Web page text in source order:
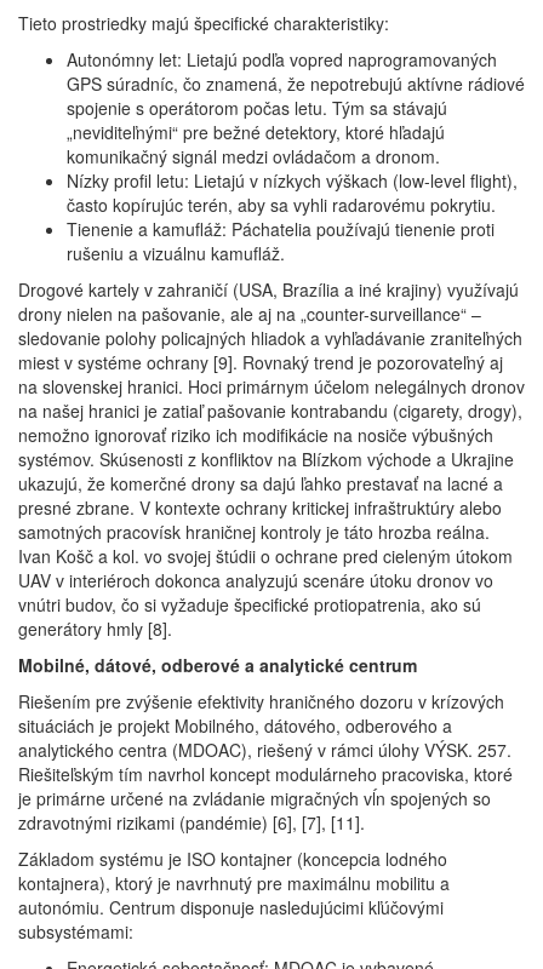
Tieto prostriedky majú špecifické charakteristiky:
Autonómny let: Lietajú podľa vopred naprogramovaných
GPS súradníc, čo znamená, že nepotrebujú aktívne rádiové
spojenie s operátorom počas letu. Tým sa stávajú
„neviditeľnými“ pre bežné detektory, ktoré hľadajú
komunikačný signál medzi ovládačom a dronom.
Nízky profil letu: Lietajú v nízkych výškach (low-level flight),
často kopírujúc terén, aby sa vyhli radarovému pokrytiu.
Tienenie a kamufláž: Páchatelia používajú tienenie proti
rušeniu a vizuálnu kamufláž.
Drogové kartely v zahraničí (USA, Brazília a iné krajiny) využívajú
drony nielen na pašovanie, ale aj na „counter-surveillance“ –
sledovanie polohy policajných hliadok a vyhľadávanie zraniteľných
miest v systéme ochrany [9]. Rovnaký trend je pozorovateľný aj
na slovenskej hranici. Hoci primárnym účelom nelegálnych dronov
na našej hranici je zatiaľ pašovanie kontrabandu (cigarety, drogy),
nemožno ignorovať riziko ich modifikácie na nosiče výbušných
systémov. Skúsenosti z konfliktov na Blízkom východe a Ukrajine
ukazujú, že komerčné drony sa dajú ľahko prestavať na lacné a
presné zbrane. V kontexte ochrany kritickej infraštruktúry alebo
samotných pracovísk hraničnej kontroly je táto hrozba reálna.
Ivan Košč a kol. vo svojej štúdii o ochrane pred cieleným útokom
UAV v interiéroch dokonca analyzujú scenáre útoku dronov vo
vnútri budov, čo si vyžaduje špecifické protiopatrenia, ako sú
generátory hmly [8].
Mobilné, dátové, odberové a analytické centrum
Riešením pre zvýšenie efektivity hraničného dozoru v krízových
situáciách je projekt Mobilného, dátového, odberového a
analytického centra (MDOAC), riešený v rámci úlohy VÝSK. 257.
Riešiteľským tím navrhol koncept modulárneho pracoviska, ktoré
je primárne určené na zvládanie migračných vĺn spojených so
zdravotnými rizikami (pandémie) [6], [7], [11].
Základom systému je ISO kontajner (koncepcia lodného
kontajnera), ktorý je navrhnutý pre maximálnu mobilitu a
autonómiu. Centrum disponuje nasledujúcimi kľúčovými
subsystémami: